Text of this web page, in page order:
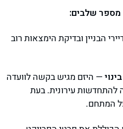
מספר שלבים:
הבניין ובדיקת הימצאות רוב
— היזם מגיש בקשה לוועדה
להתחדשות עירונית. בעת
המתחם.